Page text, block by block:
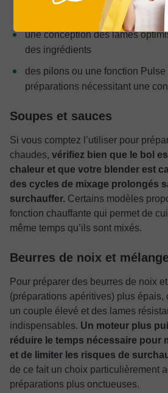
pilage de la glace)
une conception des lames
des ingrédients
des pilons ou une fonction
préparations nécessitant une
Soupes et sauces
Si vous comptez l’utiliser pour
chaudes, vérifiez bien que le bol
chaleur et que votre blender est
des cycles de mixage prolongés
surchauffer. Certains modèles
fonction chauffante qui permet de
même temps qu’ils sont mixés.
Beurres de noix et
Pour préparer des beurres de noix
(préparations apéritives) plus épais,
un couple élevé et des lames
indispensables. Un moteur plus
réduire le temps nécessaire pour
et de limiter les risques de
de ce fait un choix particulièrement
préparations plus onctueuses.